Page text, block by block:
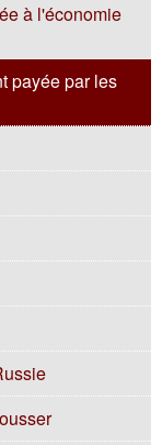
à l'économie
payée par les